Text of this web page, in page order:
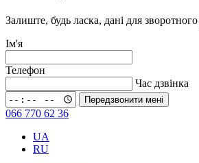
Залиште, будь ласка, дані для зворотного
Ім'я
Телефон
Час дзвінка
Передзвонити мені
066 770 62 36
UA
RU